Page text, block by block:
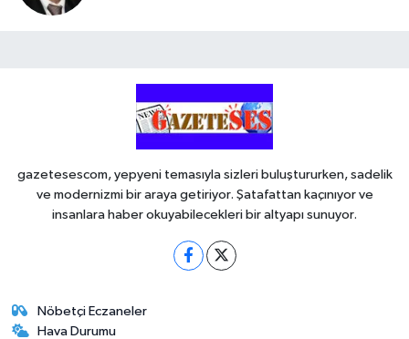
gazetesescom, yepyeni temasıyla sizleri buluştururken, sadelik
ve modernizmi bir araya getiriyor. Şatafattan kaçınıyor ve
insanlara haber okuyabilecekleri bir altyapı sunuyor.
Nöbetçi Eczaneler
Hava Durumu